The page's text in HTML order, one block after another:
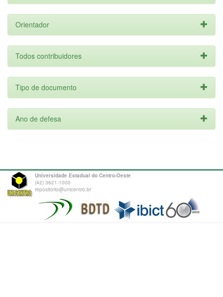
Orientador
Todos contribuidores
Tipo de documento
Ano de defesa
Universidade Estadual do Centro-Oeste
(42) 3621-1000
repositorio@unicentro.br